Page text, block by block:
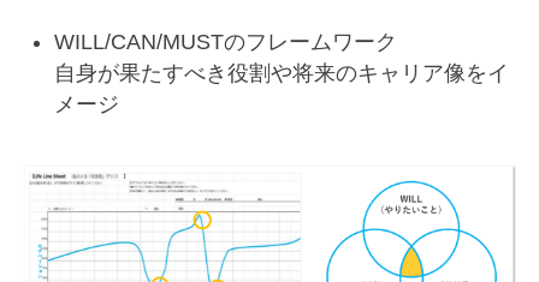
WILL/CAN/MUSTのフレームワーク
自身が果たすべき役割や将来のキャリア像をイ
メージ